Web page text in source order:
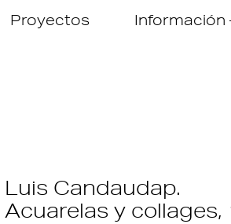
Proyectos
Luis Candaudap.
Acuarelas y collages,